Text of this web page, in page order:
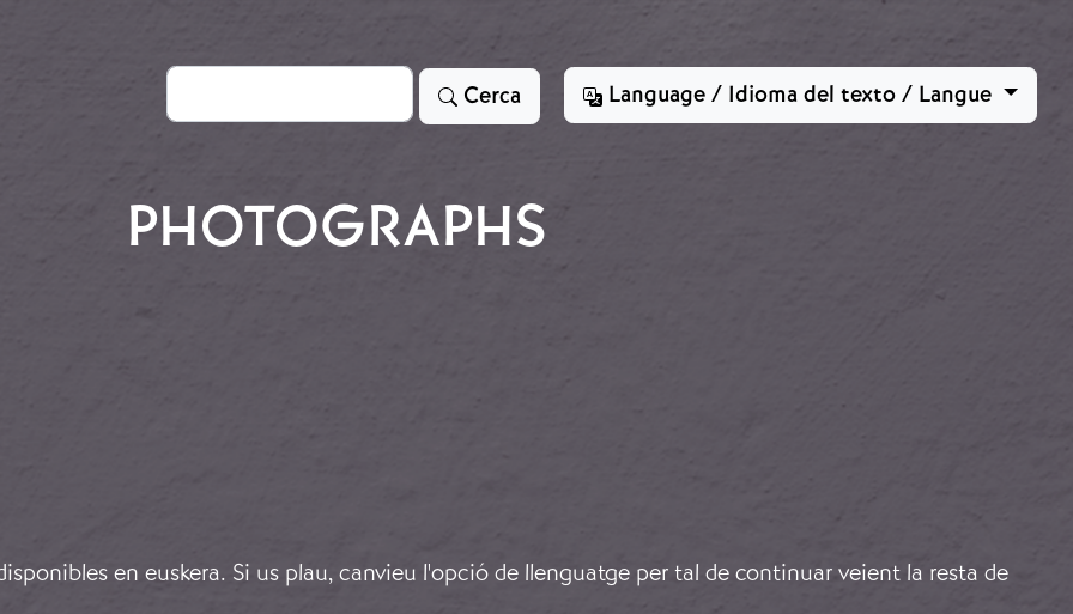
Cerca Cerca Language / Idioma del texto / Langue
PHOTOGRAPHS
en euskera. Si us plau, canvieu l'opció de llenguatge per tal de continuar veient la resta de